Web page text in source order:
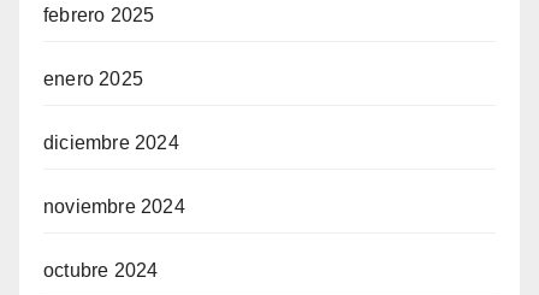
febrero 2025
enero 2025
diciembre 2024
noviembre 2024
octubre 2024